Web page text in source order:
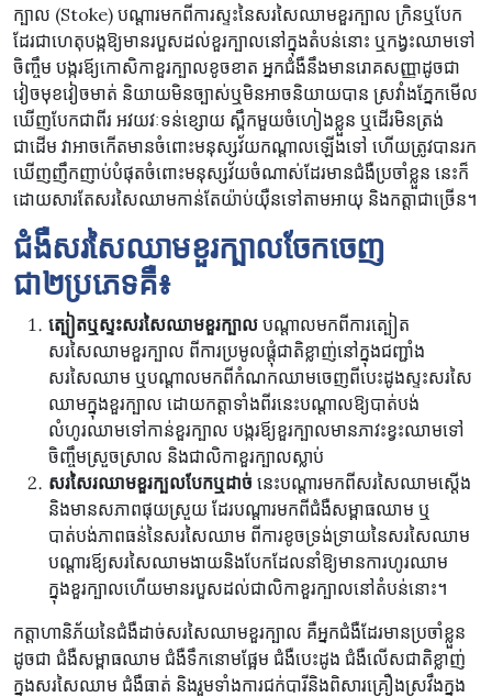
ក្បាល (Stoke) បណ្តារមកពីការស្ទះនៃសរសៃឈាមខួរក្បាល ក្រិនឬបែក
ដែរជាហេតុបង្កឱ្យមានរបួសដល់ខួរក្បាលនៅក្នុងតំបន់នោះ ឬកង្វះឈាមទៅ
ចិញ្ចឹម បង្ករឪ្យកោសិកាខួរក្បាលខូចខាត អ្នក​ជំងឺ​នឹង​មាន​រោគ​សញ្ញា​ដូច​ជា​
វៀចមុខវៀចមាត់ និយាយមិនច្បាស់ឬមិនអាចនិយាយបាន ស្រវាំងភ្នែកមើល
ឃើញបែកជាពីរ អវយវៈទន់ខ្សោយ ស្ពឹកមួយចំហៀងខ្លួន ឬដើរមិនត្រង់
ជាដើម វាអាចកើតមានចំពោះមនុស្សវ័យកណ្តាលឡើងទៅ ហើយត្រូវបានរក
ឃើញញឹកញាប់បំផុតចំពោះមនុស្សវ័យចំណាស់ដែរមានជំងឺប្រចាំខ្លួន នេះក៏
ដោយសារតែសរសៃឈាមកាន់តែយ៉ាប់យ៉ឺនទៅតាមអាយុ និងកត្តាជាច្រើន។
ជំងឺសរសៃឈាមខួរក្បាលចែកចេញ
ជា២ប្រភេទគឺ៖
ត្បៀតឬស្ទះសរសៃឈាមខួរក្បាល បណ្តាលមកពីការត្បៀត
សរសៃឈាមខួរក្បាល ពីការប្រមូលផ្តុំជាតិខ្លាញ់នៅក្នុងជញ្ជាំង
សរសៃឈាម ឬបណ្តាលមកពីកំណកឈាមចេញពីបេះដូងស្ទះសរសៃ
ឈាមក្នុងខួរក្បាល ដោយកត្តាទាំងពីរនេះបណ្តាលឱ្យបាត់បង់
លំហូរឈាមទៅកាន់ខួរក្បាល បង្ករឪ្យខួរក្បាលមានភាវះខ្វះឈាមទៅ
ចិញ្ចឹមស្រួចស្រាល និងជាលិកាខួរក្បាលស្លាប់
សរសៃរឈាមខួរក្បលបែកឬដាច់ នេះបណ្តារមកពីសរសៃឈាមស្តើង
និងមានសភាពផុយស្រួយ ដែរបណ្តារមកពីជំងឺសម្ពាធឈាម​ ឬ
បាត់បង់ភាពធន់នៃសរសៃឈាម ពីការ​ខូច​ទ្រង់ទ្រាយ​នៃ​សរសៃ​ឈាម
បណ្តារឪ្យសរសៃឈាមងាយនិងបែកដែលនាំឱ្យមានការហូរឈាម
ក្នុងខួរក្បាលហើយមានរបួសដល់ជាលិកាខួរក្បាលនៅតំបន់នោះ។
កត្តាហានិភ័យនៃជំងឺដាច់សរសៃឈាមខួរក្បាល គឺអ្នកជំងឺដែរមានប្រចាំខ្លួន
ដូចជា ជំងឺសម្ពាធឈាម ជំងឺទឹកនោមផ្អែម ជំងឺបេះដូង ជំងឺលើសជាតិខ្លាញ់
ក្នុងសរសៃឈាម ជំងឺធាត់ និងរួមទាំងការជក់បារីនិងពិសារគ្រឿងស្រវឹងក្នុង